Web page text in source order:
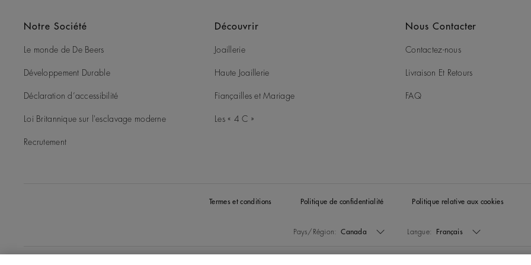
Notre Société
Le monde de De Beers
Développement Durable
Déclaration d’accessibilité
Loi Britannique sur l'esclavage moderne
Recrutement
Découvrir
Joaillerie
Haute Joaillerie
Fiançailles et Mariage
Les « 4 C »
Nous Contacter
Contactez-nous
Livraison Et Retours
FAQ
Termes et conditions Politique de confidentialité Politique relative aux cookies
Pays/Région: Canada Langue: Français